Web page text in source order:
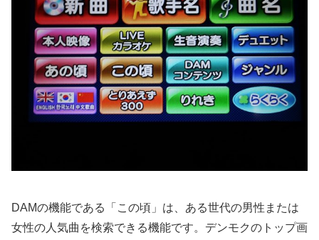
DAMの機能である「この頃」は、ある世代の男性または
女性の人気曲を検索できる機能です。デンモクのトップ画